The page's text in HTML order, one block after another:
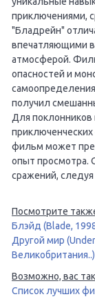
приключениями,
"Бладрейн"
впечатляющими
атмосферой.
опасностей и
получил
Для
фильм может
опыт просмотра.
сражений,
Посмотрите
Блэйд (Blade,
Другой мир
Великобритания..)
Возможно, вас
Список лучших